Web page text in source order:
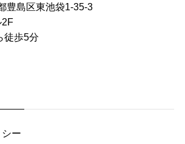
豊島区東池袋1-35-3
2F
徒歩5分
ー